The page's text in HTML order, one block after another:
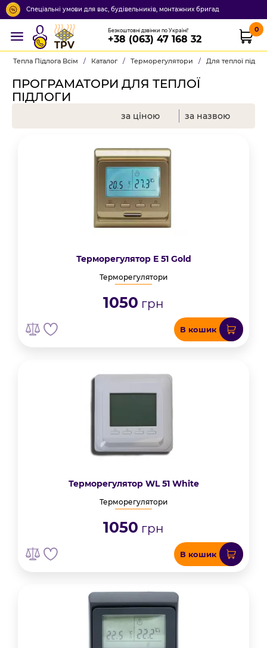
Спеціальні умови для вас, будівельників, монтажних бригад
TPV
Безкоштовні дзвінки по Україні!
+38 (063) 47 168 32
0
Тепла Підлога Всім / Каталог / Терморегулятори / Для теплої
ПРОГРАМАТОРИ ДЛЯ ТЕПЛОЇ
ПІДЛОГИ
за ціною за назвою
Терморегулятор Е 51 Gold
Терморегулятори
1050 грн
В кошик
Терморегулятор WL 51 White
Терморегулятори
1050 грн
В кошик